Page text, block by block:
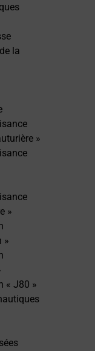
la
»
»
»
« J80 »